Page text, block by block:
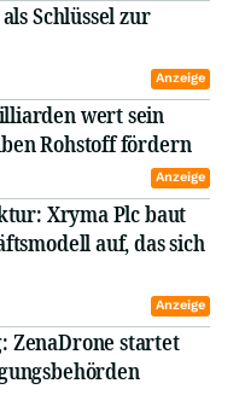
Schlüssel zur
Anzeige
wert sein
Rohstoff fördern
Anzeige
Xryma Plc baut
auf, das sich
Anzeige
ZenaDrone startet